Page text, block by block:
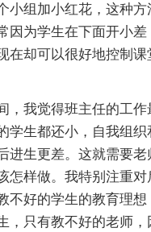
小组加小红花，这种方
因为学生在下面开小差
在却可以很好地控制
我觉得班主任的工作
学生都还小，自我组
进生更差。这就需要老
怎样做。我特别注重对
不好的学生的教育理
，只有教不好的老师，